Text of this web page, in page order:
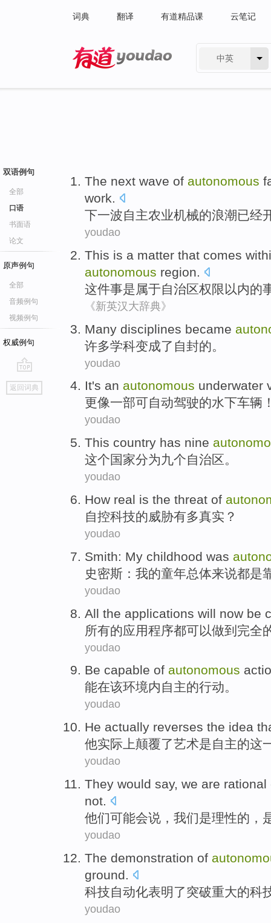
词典 翻译 有道精品课 云笔记
中英
双语例句
全部
口语
书面语
论文
原声例句
全部
音频例句
视频例句
权威例句
go
top
返回词典
The next wave of autonomous
work.
下一波自主农业机械的浪潮已经
youdao
This is a matter that comes
autonomous region.
这件事是属于自治区权限 以内的
《新英汉大辞典》
Many disciplines became
许多学科变成了 自封的。
youdao
It's an autonomous underwater
更像一部可自动驾驶的水下车辆
youdao
This country has nine
这个国家分为九个自治区。
youdao
How real is the threat of
自控科技的威胁有多真实 ？
youdao
Smith: My childhood was
史密斯 ： 我的童年总体来说都是
youdao
All the applications will now be
所有的应用程序都可以做到 完全
youdao
Be capable of autonomous
能在该环境内 自主的行动。
youdao
He actually reverses the idea
他实际上颠覆了艺术是自主的这
youdao
They would say, we are rational
not.
他们可能会说 ， 我们是理性的，
youdao
The demonstration of
ground.
科技自动化表明了突破重大的科
youdao